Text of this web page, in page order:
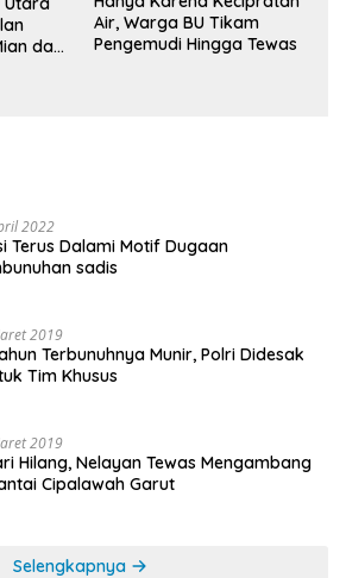
dan
Air, Warga BU Tikam
Pengemudi Hingga Tewas
2022
Terus Dalami Motif Dugaan
sadis
2019
Terbunuhnya Munir, Polri Didesak
Tim Khusus
2019
Hilang, Nelayan Tewas Mengambang
Cipalawah Garut
Selengkapnya